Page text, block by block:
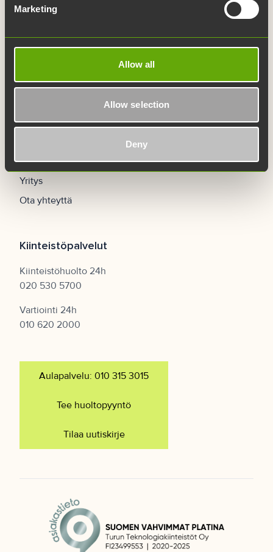
Marketing
Allow all
Allow selection
Deny
Whistleblowing
UKK
Etusivu
Palvelut
Yritys
Ota yhteyttä
Kiinteistöpalvelut
Kiinteistöhuolto 24h
020 530 5700
Vartiointi 24h
010 620 2000
Aulapalvelu: 010 315 3015
Tee huoltopyyntö
Tilaa uutiskirje